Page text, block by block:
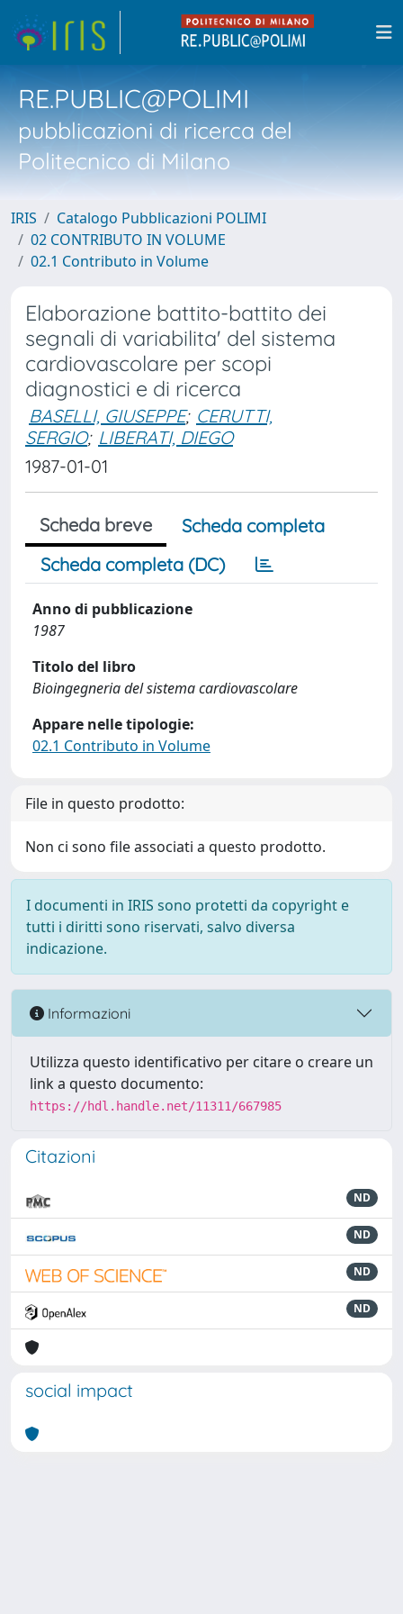
RE.PUBLIC@POLIMI
pubblicazioni di ricerca del
Politecnico di Milano
IRIS
Catalogo Pubblicazioni POLIMI
02 CONTRIBUTO IN VOLUME
02.1 Contributo in Volume
Elaborazione battito-battito dei
segnali di variabilita' del sistema
cardiovascolare per scopi
diagnostici e di ricerca
BASELLI, GIUSEPPE; CERUTTI,
SERGIO; LIBERATI, DIEGO
1987-01-01
Scheda breve
Scheda completa
Scheda completa (DC)
Anno di pubblicazione
1987
Titolo del libro
Bioingegneria del sistema cardiovascolare
Appare nelle tipologie:
02.1 Contributo in Volume
File in questo prodotto:
Non ci sono file associati a questo prodotto.
I documenti in IRIS sono protetti da copyright e
tutti i diritti sono riservati, salvo diversa
indicazione.
Informazioni
Utilizza questo identificativo per citare o creare un
link a questo documento:
https://hdl.handle.net/11311/667985
Citazioni
ND
ND
ND
ND
social impact